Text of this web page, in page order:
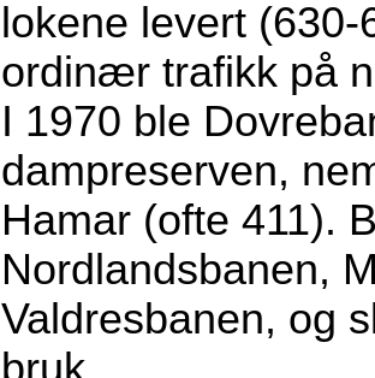
lokene levert
ordinær trafikk på
I 1970 ble
dampreserven,
Hamar (ofte 411).
Nordlandsbanen,
Valdresbanen, og
bruk.